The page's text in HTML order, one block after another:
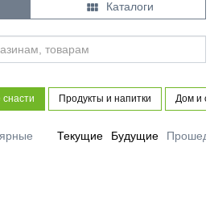
 Каталоги
Продукты и напитки Дом и
Текущие Будущие